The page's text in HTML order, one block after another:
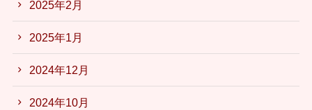
2025年2月
2025年1月
2024年12月
2024年10月